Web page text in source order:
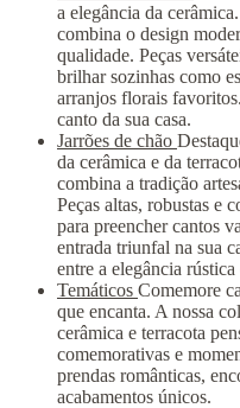
a elegância da
combina o design
qualidade. Peças
brilhar sozinhas como
arranjos florais
canto da sua casa.
Jarrões de chão
da cerâmica e da
combina a tradição
Peças altas, robustas e
para preencher cantos
entrada triunfal na sua
entre a elegância
Temáticos Comemore
que encanta. A nossa
cerâmica e terracota
comemorativas e
prendas românticas,
acabamentos únicos.